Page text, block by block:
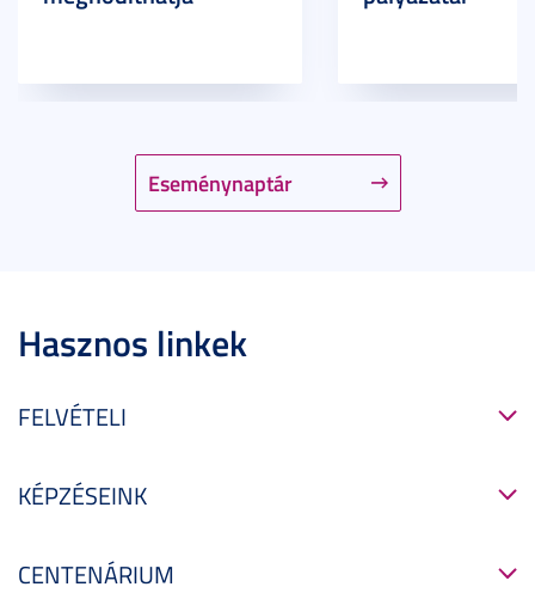
Eseménynaptár
Hasznos linkek
FELVÉTELI
KÉPZÉSEINK
CENTENÁRIUM